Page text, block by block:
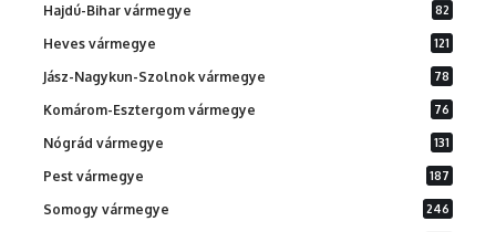
Hajdú-Bihar vármegye 82
Heves vármegye 121
Jász-Nagykun-Szolnok vármegye 78
Komárom-Esztergom vármegye 76
Nógrád vármegye 131
Pest vármegye 187
Somogy vármegye 246